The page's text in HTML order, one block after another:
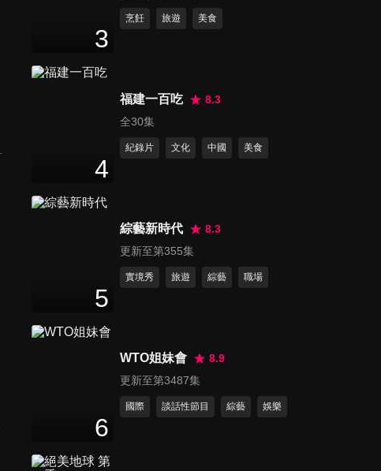
第524集 甜食、不運動、穿緊
第525集 輕鬆做、簡單吃 把腿
第527集 脂漏性皮膚炎要治療
避免脫皮掉髮又禿頭
輕骨刺上身
第529集 正確控制體脂肪 健康
3
烹飪 旅遊 美食
4
福建一百吃
8.3
全30集
紀錄片 文化 中國 美食
5
綜藝新時代
8.3
更新至第355集
實境秀 旅遊 綜藝 職場
6
WTO姐妹會
8.9
更新至第3487集
國際 談話性節目 綜藝 娛樂